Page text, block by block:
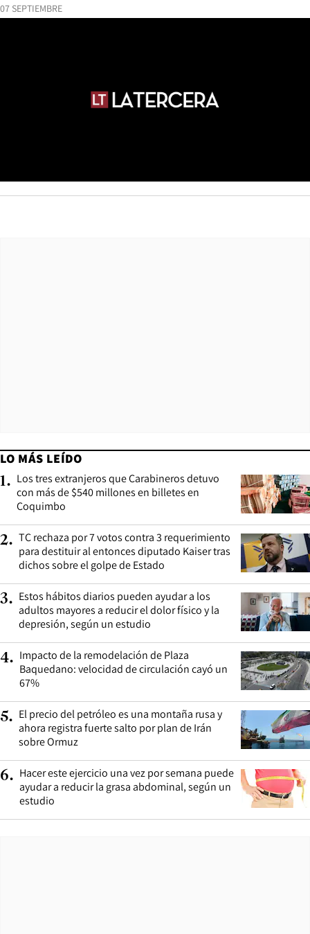
07 SEPTIEMBRE
LO MÁS LEÍDO
1. Los tres extranjeros que Carabineros detuvo
con más de $540 millones en billetes en
Coquimbo
2. TC rechaza por 7 votos contra 3 requerimiento
para destituir al entonces diputado Kaiser tras
dichos sobre el golpe de Estado
3. Estos hábitos diarios pueden ayudar a los
adultos mayores a reducir el dolor físico y la
depresión, según un estudio
4. Impacto de la remodelación de Plaza
Baquedano: velocidad de circulación cayó un
67%
5. El precio del petróleo es una montaña rusa y
ahora registra fuerte salto por plan de Irán
sobre Ormuz
6. Hacer este ejercicio una vez por semana puede
ayudar a reducir la grasa abdominal, según un
estudio